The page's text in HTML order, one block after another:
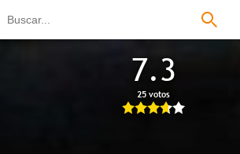
7.3
25 votos